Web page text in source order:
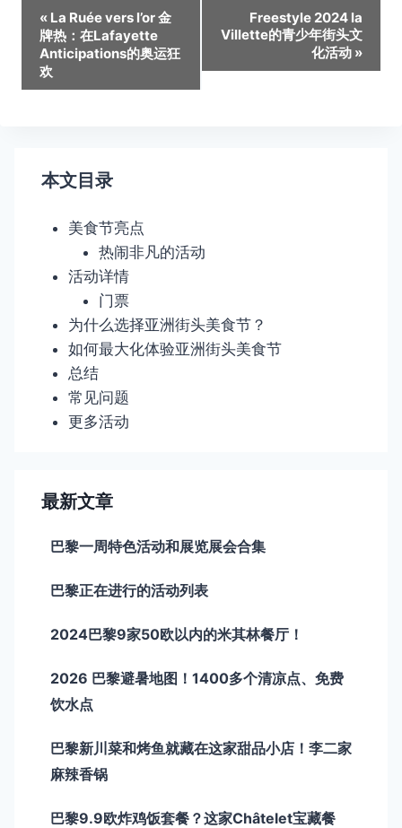
活
动
导
« La Ruée vers l’or 金
牌热：在Lafayette
Anticipations的奥运狂
欢
Freestyle 2024 la
Villette的青少年街头文
化活动 »
本文目录
美食节亮点
热闹非凡的活动
活动详情
门票
为什么选择亚洲街头美食节？
如何最大化体验亚洲街头美食节
总结
常见问题
更多活动
最新文章
巴黎一周特色活动和展览展会合集
巴黎正在进行的活动列表
2024巴黎9家50欧以内的米其林餐厅！
2026 巴黎避暑地图！1400多个清凉点、免费
饮水点
巴黎新川菜和烤鱼就藏在这家甜品小店！李二家
麻辣香锅
巴黎9.9欧炸鸡饭套餐？这家Châtelet宝藏餐